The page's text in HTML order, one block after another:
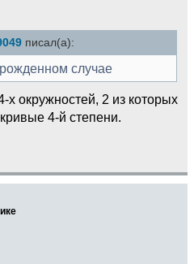
писал(а):
случае
х окружностей, 2 из которых
4-й степени.